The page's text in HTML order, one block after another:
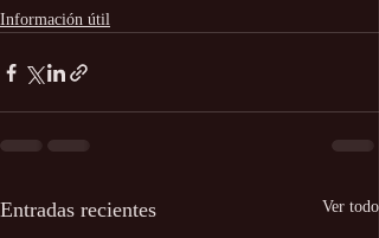
Información útil
Entradas recientes Ver todo